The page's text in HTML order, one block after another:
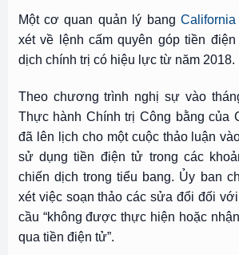
Một cơ quan quản lý bang California
xét về lệnh cấm quyên góp tiền
dịch chính trị có hiệu lực từ năm 2018.
Theo chương trình nghị sự vào
Thực hành Chính trị Công bằng của
đã lên lịch cho một cuộc thảo luận
sử dụng tiền điện tử trong các
chiến dịch trong tiểu bang. Ủy ban
xét việc soạn thảo các sửa đổi đối
cầu “không được thực hiện hoặc
qua tiền điện tử”.